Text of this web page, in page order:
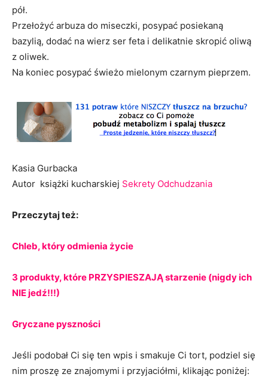
pół.
Przełożyć arbuza do miseczki, posypać posiekaną
bazylią, dodać na wierz ser feta i delikatnie skropić oliwą
z oliwek.
Na koniec posypać świeżo mielonym czarnym pieprzem.
Kasia Gurbacka
Autor książki kucharskiej Sekrety Odchudzania
Przeczytaj też:
Chleb, który odmienia życie
3 produkty, które PRZYSPIESZAJĄ starzenie (nigdy ich
NIE jedź!!!)
Gryczane pyszności
Jeśli podobał Ci się ten wpis i smakuje Ci tort, podziel się
nim proszę ze znajomymi i przyjaciółmi, klikając poniżej: